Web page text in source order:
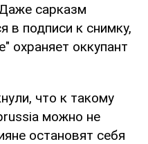
сарказм
в подписи к снимку,
охраняет оккупант
что к такому
можно не
остановят себя